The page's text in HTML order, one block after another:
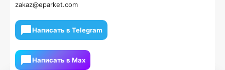
zakaz@eparket.com
Написать в Telegram
Написать в Мах